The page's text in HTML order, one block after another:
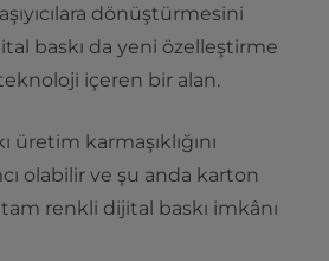
dönüştürmesini
baskı da yeni özelleştirme
içeren bir alan.
üretim karmaşıklığını
olabilir ve şu anda karton
tam renkli dijital baskı imkânı